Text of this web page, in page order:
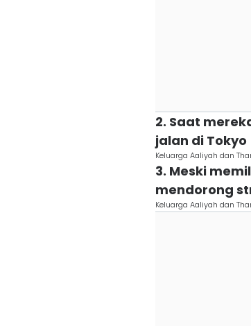
2. Saat
jalan di Tokyo
Keluarga Aaliyah dan
3. Meski
mendorong
Keluarga Aaliyah dan